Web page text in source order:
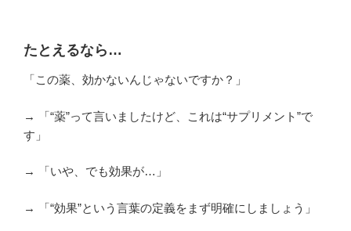
たとえるなら…
「この薬、効かないんじゃないですか？」
→ 「“薬”って言いましたけど、これは“サプリメント”で
す」
→ 「いや、でも効果が…」
→ 「“効果”という言葉の定義をまず明確にしましょう」